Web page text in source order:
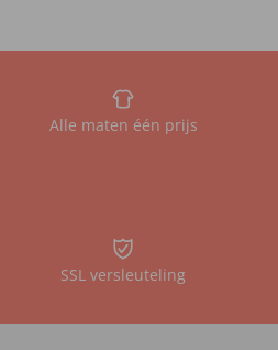
Alle maten één prijs
SSL versleuteling